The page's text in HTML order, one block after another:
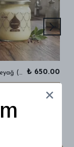
Koyun Sadeyağ (370 gr) ₺ 650.00